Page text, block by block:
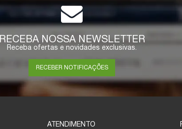
RECEBA NOSSA NEWSLETTER
Receba ofertas e novidades exclusivas.
RECEBER NOTIFICAÇÕES
ATENDIMENTO